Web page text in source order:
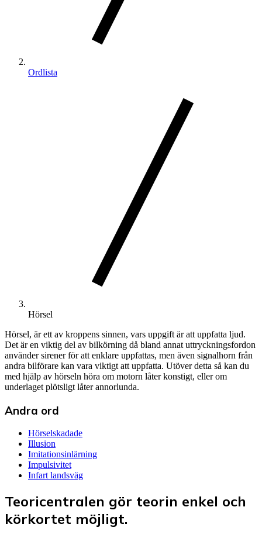
Ordlista
Hörsel
Hörsel, är ett av kroppens sinnen, vars uppgift är att uppfatta ljud.
Det är en viktig del av bilkörning då bland annat uttryckningsfordon
använder sirener för att enklare uppfattas, men även signalhorn från
andra bilförare kan vara viktigt att uppfatta. Utöver detta så kan du
med hjälp av hörseln höra om motorn låter konstigt, eller om
underlaget plötsligt låter annorlunda.
Andra ord
Hörselskadade
Illusion
Imitationsinlärning
Impulsivitet
Infart landsväg
Teoricentralen gör teorin enkel och
körkortet möjligt.